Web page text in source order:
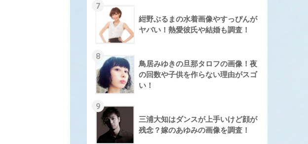
7
紺野ぶるまの水着画像やすっぴんが
ヤバい！熱愛彼氏や結婚も調査！
8
鳥居みゆきの旦那タロフの画像！夜
の回数や子供を作らない理由がスゴ
い！
9
三浦大知はダンスが上手いけど顔が
残念？嫁のあゆみの画像を調査！